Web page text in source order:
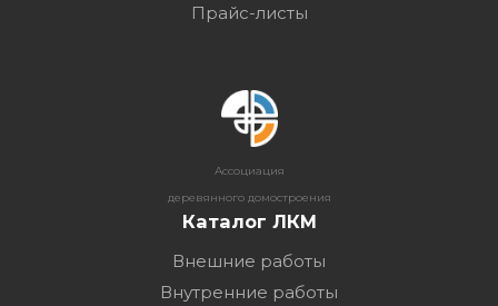
Прайс-листы
Ассоциация
деревянного домостроения
Каталог ЛКМ
Внешние работы
Внутренние работы